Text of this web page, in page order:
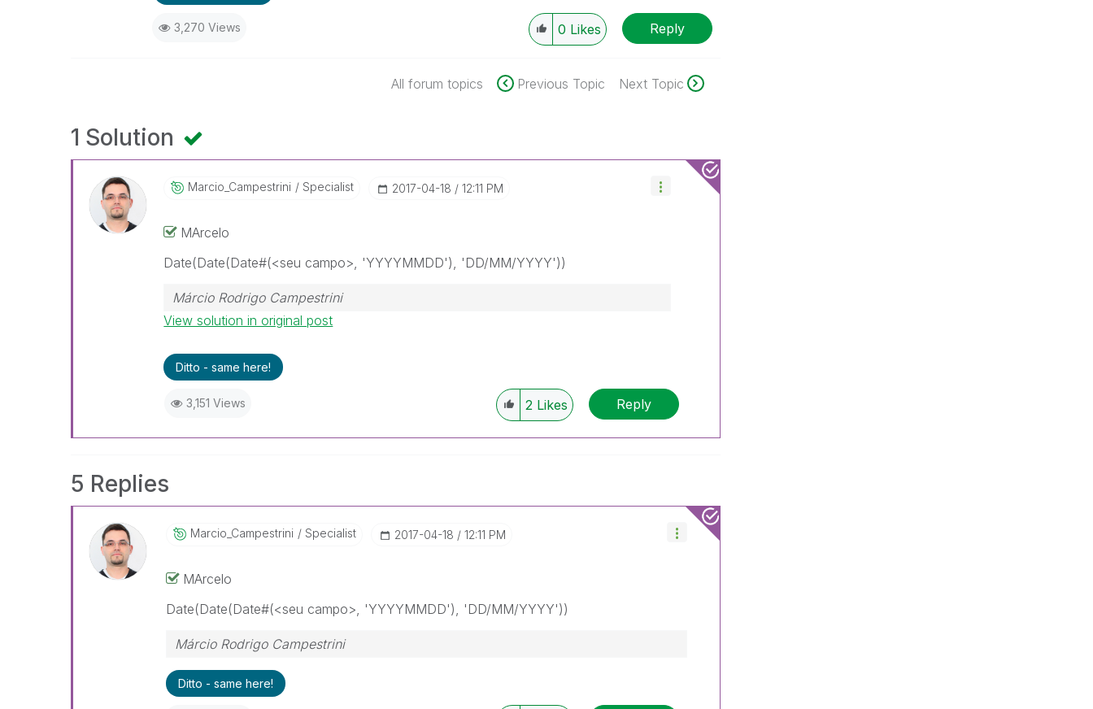
3,270 Views 0 Likes Reply
All forum topics Previous Topic Next Topic
1 Solution
Marcio_CampestrIni Specialist ‎2017-04-18 12:11 PM
MArcelo
Date(Date(Date#(<seu campo>, 'YYYYMMDD'), 'DD/MM/YYYY'))
Márcio Rodrigo Campestrini
View solution in original post
Ditto - same here!
3,151 Views 2 Likes Reply
5 Replies
Marcio_CampestrIni Specialist ‎2017-04-18 12:11 PM
MArcelo
Date(Date(Date#(<seu campo>, 'YYYYMMDD'), 'DD/MM/YYYY'))
Márcio Rodrigo Campestrini
Ditto - same here!